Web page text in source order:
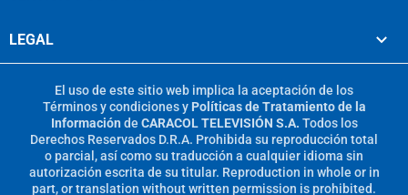
LEGAL
El uso de este sitio web implica la aceptación de los
Términos y condicionesy Políticas de Tratamiento de la
Información de CARACOL TELEVISIÓN S.A. Todos los
Derechos Reservados D.R.A. Prohibida su reproducción total
o parcial, así como su traducción a cualquier idioma sin
autorización escrita de su titular. Reproduction in whole or in
part, or translation without written permission is prohibited.